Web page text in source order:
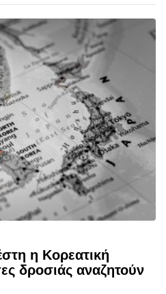
η Κορεατική
δροσιάς αναζητούν